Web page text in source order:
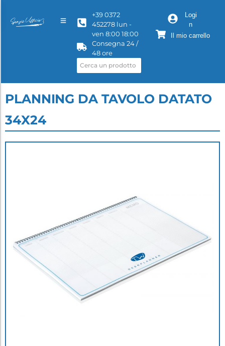
+39 0372
452278 lun -
ven 8:00 18:00
Consegna 24 /
48 ore
Logi
n
Il mio carrello
PLANNING DA TAVOLO DATATO
34X24